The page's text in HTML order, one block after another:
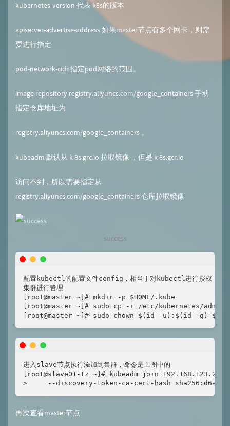
kubernetes-version 代表 k8s的版本
apiserver-advertise-address 如果master节点有多个网卡，则需
要进行指定
pod-network-cidr 指定pod网络的范围。
image repository registry.aliyuncs.com/google_containers 手动
指定仓库地址为
registry.aliyuncs.com/google_containers 。
kubeadm 默认从 k 8s.grc.io 拉取镜像 ，但是 k 8s.gcr.io
访问不到，所以需要指定从
registry.aliyuncs.com/google_containers 仓库拉取镜像
success
配置kubectl的配置文件config，相当于对kubectl进行授权，这
集群进行管理
[root@master ~]# mkdir -p $HOME/.kube
[root@master ~]# sudo cp -i /etc/kubernetes/
[root@master ~]# sudo chown $(id -u):$(id -g)
进入slave节点执行添加到集群，命令是上图中的
[root@slave01-tz ~]# kubeadm join
>     --discovery-token-ca-cert-hash
再次查看master节点